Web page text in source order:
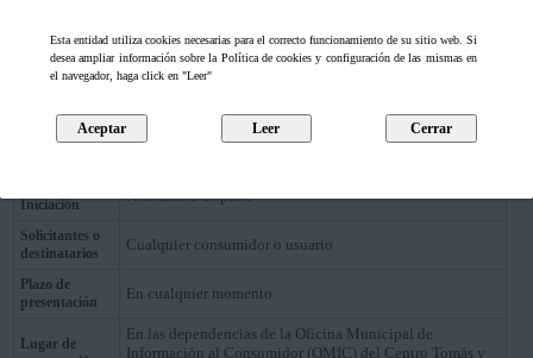
Esta entidad utiliza cookies necesarias para el correcto funcionamiento de su sitio web. Si
desea ampliar información sobre la Política de cookies y configuración de las mismas en
el navegador, haga click en "Leer"
Información
Descripción
Denuncias o quejas de usuarios o consumidores de
en el municipio de Corvera. Así como aquellas denuncias
por servicios prestados por empresas de ámbito regional o
Iniciación
A instancia de parte
Solicitantes o
destinatarios
Cualquier consumidor o usuario
Plazo de
presentación
En cualquier momento
Lugar de
En las dependencias de la Oficina Municipal de
Información al Consumidor (OMIC) del Centro Tomás y